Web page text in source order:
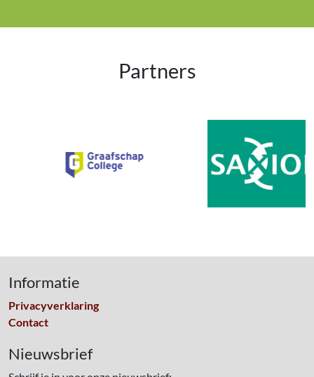
Partners
Informatie
Privacyverklaring
Contact
Nieuwsbrief